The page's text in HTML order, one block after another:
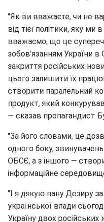
"Як ви вважаєте, чи не
від тієї політики, яку ми
вважаємо, що це
зобов'язанням України
закриття російських
цього залишити їх
створити паралельний
продукт, який
— сказав пропагандист
"За його словами, це
одного боку,
ОБСЄ, а з іншого —
інформаційне
"І я дякую пану Дезиру
української влади
Україну двох російських